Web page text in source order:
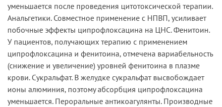
уменьшается после проведения цитотоксической терапии.
Анальгетики. Совместное применение с НПВП, усиливает
побочные эффекты ципрофлоксацина на ЦНС. Фенитоин.
У пациентов, получающих терапию с применением
ципрофлоксацина и фенитоина, отмечена вариабельность
(снижение и увеличение) уровней фенитоина в плазме
крови. Сукральфат. В желудке сукральфат высвобождает
ионы алюминия, поэтому абсорбция ципрофлоксацина
уменьшается. Пероральные антикоагулянты. Производные